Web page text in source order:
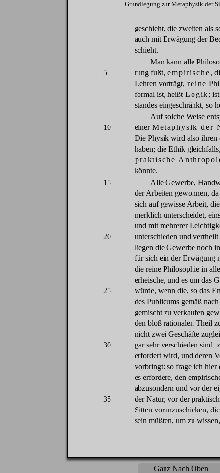
Grundlegung zurMetaphysik der
geschieht, die zweiten als
auch mit Erwägung der
schieht.
Man kann alle
5
rung fußt, empirische,
Lehren vorträgt, reine
formal ist, heißt Logik;
standes eingeschränkt, so
Auf solche Weise
10
einer Metaphysik der
Die Physik wird also ihren
haben; die Ethik gleichfalls
praktische
könnte.
15
Alle Gewerbe,
der Arbeiten gewonnen, da
sich auf gewisse Arbeit, die
merklich unterscheidet,
und mit mehrerer
20
unterschieden und vertheilt
liegen die Gewerbe noch
für sich ein der Erwägung
die reine Philosophie in
erheische, und es um das
25
würde, wenn die, so das
des Publicums gemäß nach
gemischt zu verkaufen
den bloß rationalen Theil
nicht zwei Geschäfte
30
gar sehr verschieden sind,
erfordert wird, und deren
vorbringt: so frage ich hier
es erfordere, den
abzusondern und vor der
35
derNatur, vorder
Sitten voranzuschicken, die
sein müßten, um zu wissen
Ganz Nach Oben